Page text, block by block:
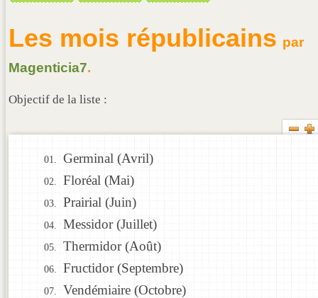
Les mois républicains par
Magenticia7.
Objectif de la liste :
Germinal (Avril)
Floréal (Mai)
Prairial (Juin)
Messidor (Juillet)
Thermidor (Août)
Fructidor (Septembre)
Vendémiaire (Octobre)